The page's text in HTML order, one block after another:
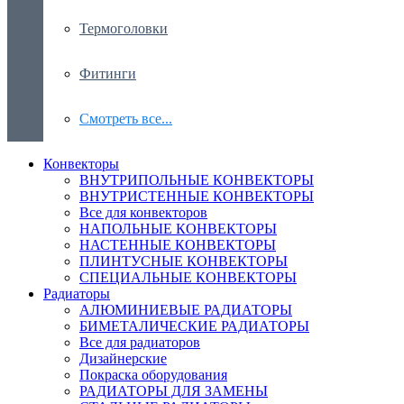
Термоголовки
Фитинги
Смотреть все...
Конвекторы
ВНУТРИПОЛЬНЫЕ КОНВЕКТОРЫ
ВНУТРИСТЕННЫЕ КОНВЕКТОРЫ
Все для конвекторов
НАПОЛЬНЫЕ КОНВЕКТОРЫ
НАСТЕННЫЕ КОНВЕКТОРЫ
ПЛИНТУСНЫЕ КОНВЕКТОРЫ
СПЕЦИАЛЬНЫЕ КОНВЕКТОРЫ
Радиаторы
АЛЮМИНИЕВЫЕ РАДИАТОРЫ
БИМЕТАЛИЧЕСКИЕ РАДИАТОРЫ
Все для радиаторов
Дизайнерские
Покраска оборудования
РАДИАТОРЫ ДЛЯ ЗАМЕНЫ